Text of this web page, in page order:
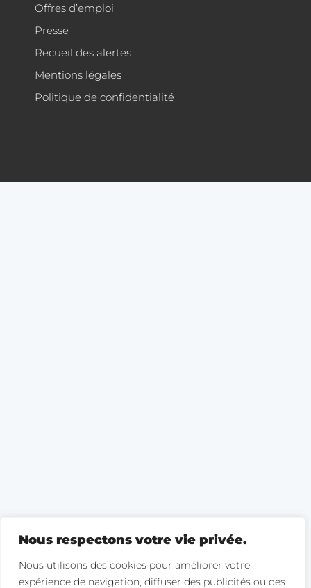
Nous respectons votre vie privée.
Nous utilisons des cookies pour améliorer votre
expérience de navigation, diffuser des publicités ou des
Offres d’emploi
Presse
Recueil des alertes
Mentions légales
Politique de confidentialité